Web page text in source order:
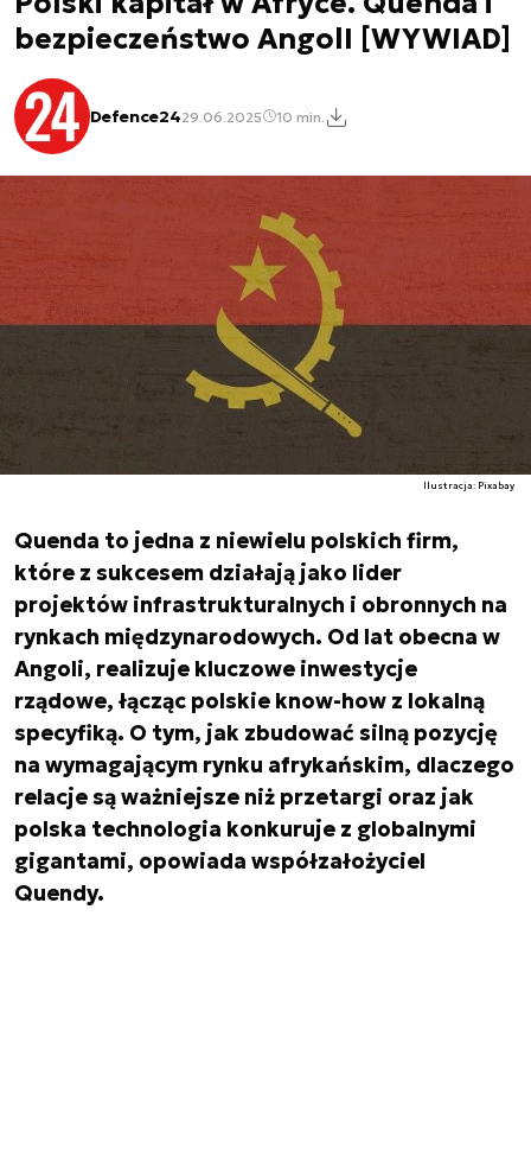
bezpieczeństwo AngolI [WYWIAD]
Defence2429.06.2025 10 min.
Ilustracja: Pixabay
Quenda to jedna z niewielu polskich firm,
które z sukcesem działają jako lider
projektów infrastrukturalnych i obronnych na
rynkach międzynarodowych. Od lat obecna w
Angoli, realizuje kluczowe inwestycje
rządowe, łącząc polskie know-how z lokalną
specyfiką. O tym, jak zbudować silną pozycję
na wymagającym rynku afrykańskim, dlaczego
relacje są ważniejsze niż przetargi oraz jak
polska technologia konkuruje z globalnymi
gigantami, opowiada współzałożyciel
Quendy.